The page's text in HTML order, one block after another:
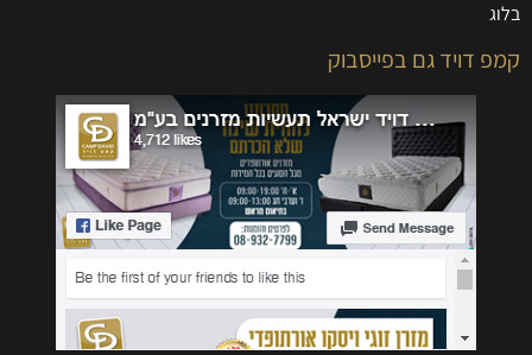
בלוג
קמפ דויד גם בפייסבוק